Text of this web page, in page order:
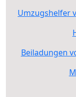
Umzugshelfer
Beiladungen